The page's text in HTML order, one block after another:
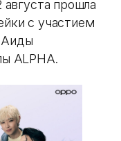
августа прошла
с участием
Аиды
ALPHA.